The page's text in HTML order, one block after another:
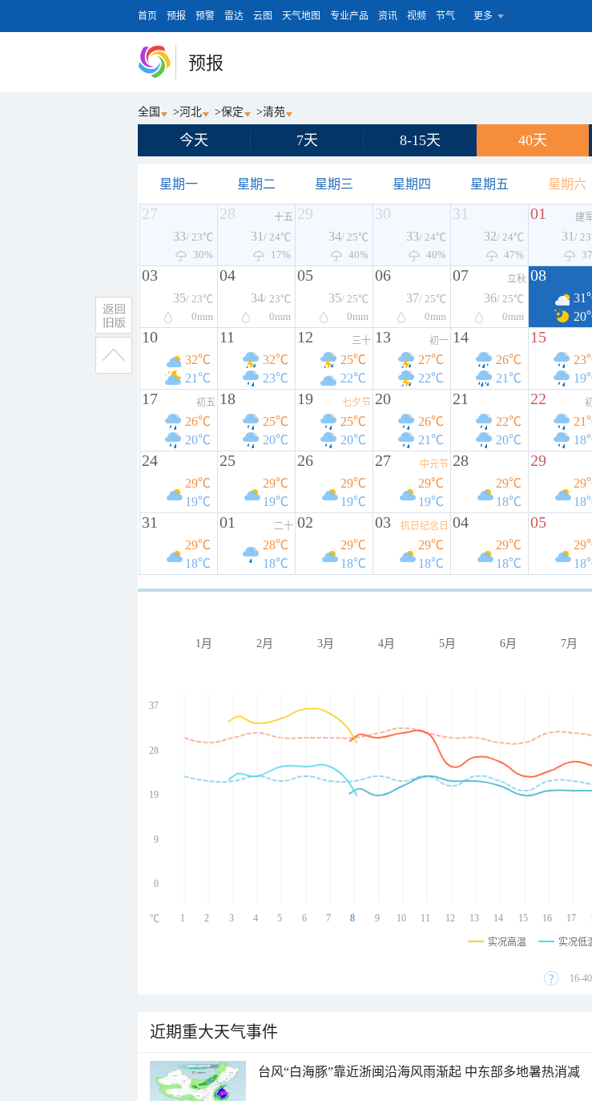
首页 预报 预警 雷达 云图 天气地图 专业产品 资讯 视频 节气 更多
预报
全国 >河北 >保定 >清苑
今天 7天 8-15天 40天
星期一 星期二 星期三 星期四 星期五 星期六
27
33/ 23℃
30%
28 十五
31 / 24℃
17%
29
34/ 25℃
40%
30
33/ 24℃
40%
31
32/ 24℃
47%
01 建
31 /
03
35/ 23℃
0mm
04
34/ 23℃
0mm
05
35/ 25℃
0mm
06
37/ 25℃
0mm
07 立秋
36/ 25℃
0mm
08
10
32℃
21℃
11
32℃
23℃
12 三十
25℃
22℃
13 初一
27℃
22℃
14
26℃
21℃
15
17 初五
26℃
20℃
18
25℃
20℃
19 七夕节
25℃
20℃
20
26℃
21℃
21
22℃
20℃
22
24
29℃
19℃
25
29℃
19℃
26
29℃
19℃
27 中元节
29℃
19℃
28
29℃
18℃
29
31
29℃
18℃
01 二十
28℃
18℃
02
29℃
18℃
03 抗日纪念日
29℃
18℃
04
29℃
18℃
05
1月 2月 3月 4月 5月 6月 7月
37
28
19
9
0
1 2 3 4 5 6 7 8 9 10 11 12 13 14 15 16 17
℃
实况高温 实况低
16-
近期重大天气事件
台风“白海豚”靠近浙闽沿海风雨渐起 中东部多地暑热消减